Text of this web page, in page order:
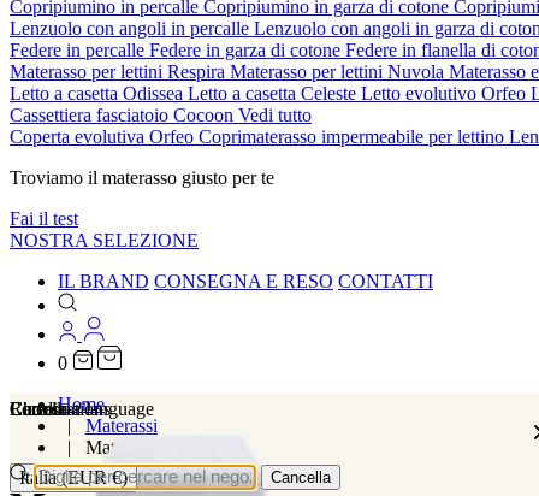
Copripiumino in percalle Copripiumino in garza di cotone
Lenzuolo con angoli in percalle Lenzuolo con angoli in garza di
Federe in percalle Federe in garza di cotone Federe in flanella di
Materasso per lettini Respira Materasso per lettini Nuvola Materasso
Letto a casetta Odissea Letto a casetta Celeste Letto evolutivo Orfeo
Cassettiera fasciatoio Cocoon Vedi tutto
Coperta evolutiva Orfeo Coprimaterasso impermeabile per lettino
Troviamo il materasso giusto per te
Fai il test
NOSTRA SELEZIONE
IL BRAND CONSEGNA E RESO CONTATTI
0
Localizations
Italia (EUR €)
Choose a language
Ricerca
Cancella
CarrelloHome
Materassi
Materassi